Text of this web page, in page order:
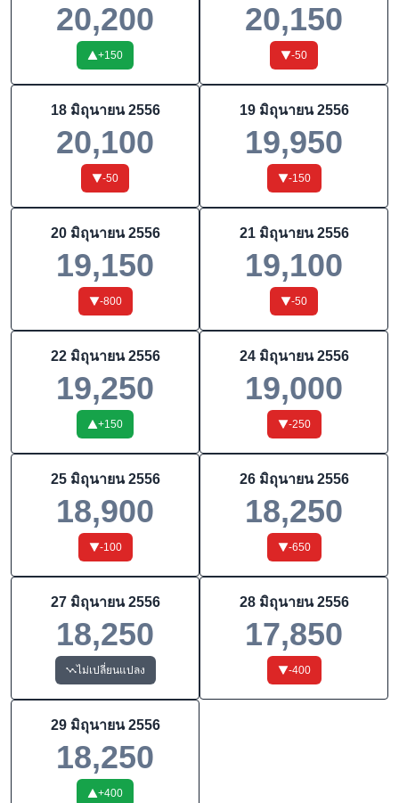
20,200
+150
20,150
-50
18 มิถุนายน 2556
20,100
-50
19 มิถุนายน 2556
19,950
-150
20 มิถุนายน 2556
19,150
-800
21 มิถุนายน 2556
19,100
-50
22 มิถุนายน 2556
19,250
+150
24 มิถุนายน 2556
19,000
-250
25 มิถุนายน 2556
18,900
-100
26 มิถุนายน 2556
18,250
-650
27 มิถุนายน 2556
18,250
ไม่เปลี่ยนแปลง
28 มิถุนายน 2556
17,850
-400
29 มิถุนายน 2556
18,250
+400